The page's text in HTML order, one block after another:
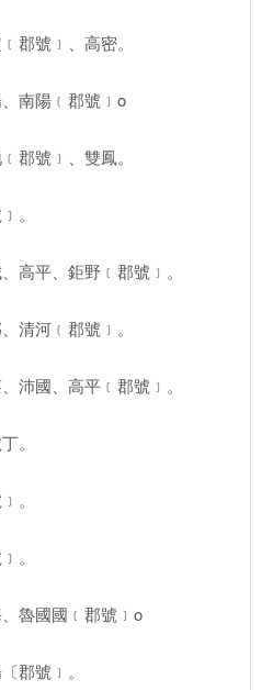
郡號﹞、高密。
南陽﹝郡號﹞o
郡號﹞、雙鳳。
。
高平、鉅野﹝郡號﹞。
清河﹝郡號﹞。
沛國、高平﹝郡號﹞。
。
。
。
魯國國﹝郡號﹞o
郡號﹞。